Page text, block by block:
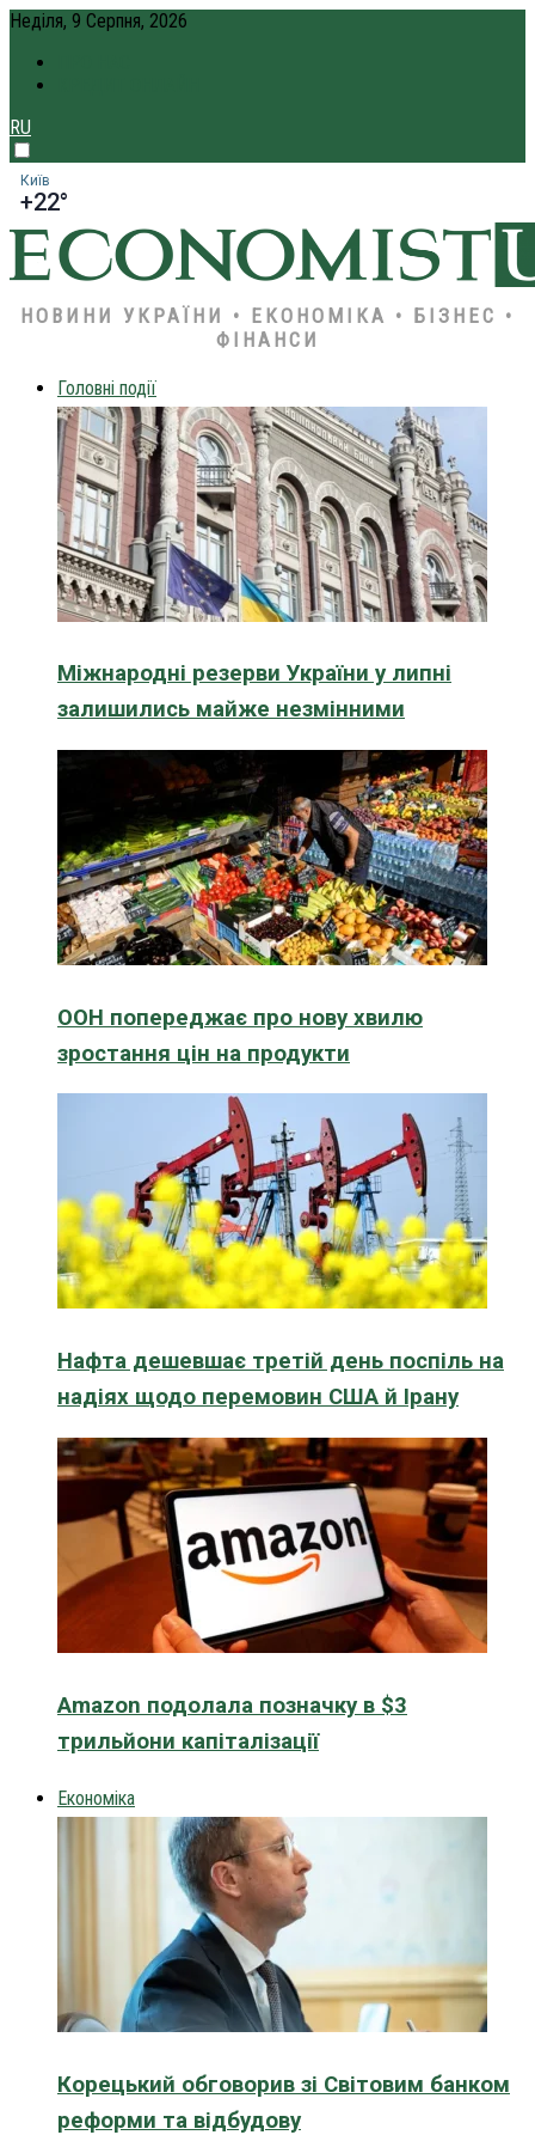
Неділя, 9 Серпня, 2026
RU
Київ
+22°
НОВИНИ УКРАЇНИ • ЕКОНОМІКА • БІЗНЕС •
ФІНАНСИ
Головні події
Міжнародні резерви України у липні
залишились майже незмінними
ООН попереджає про нову хвилю
зростання цін на продукти
Нафта дешевшає третій день поспіль на
надіях щодо перемовин США й Ірану
Amazon подолала позначку в $3
трильйони капіталізації
Економіка
Корецький обговорив зі Світовим банком
реформи та відбудову